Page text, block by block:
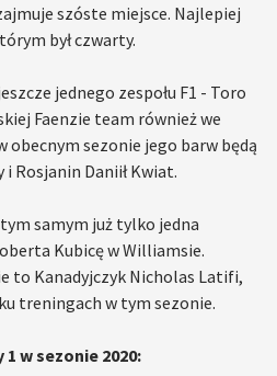
szóste miejsce. Najlepiej
był czwarty.
jednego zespołu F1 - Toro
Faenzie team również we
obecnym sezonie jego barw będą
Rosjanin Daniił Kwiat.
samym już tylko jedna
Kubicę w Williamsie.
to Kanadyjczyk Nicholas Latifi,
treningach w tym sezonie.
1 w sezonie 2020: